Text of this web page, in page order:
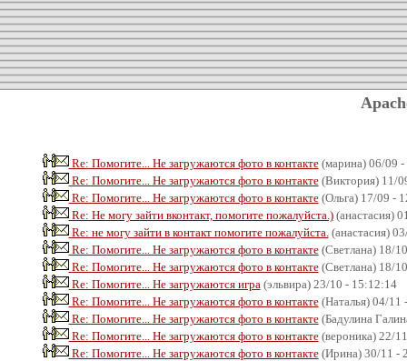
Re: Помогите... Не загружаются фото в контакте(марина) 06/09 -
Re: Помогите... Не загружаются фото в контакте(Виктория) 11/
Re: Помогите... Не загружаются фото в контакте(Ольга) 17/09 -
Re: Не могу зайти вконтакт, помогите пожалуйста.)(анастасия)
Re: не могу зайти в контакт помогите пожалуйста. (анастасия)
Re: Помогите... Не загружаются фото в контакте(Светлана) 18/
Re: Помогите... Не загружаются фото в контакте(Светлана) 18/
Re: Помогите... Не загружаются игра (эльвира) 23/10 - 15:12:14
Re: Помогите... Не загружаются фото в контакте(Наталья) 04/11
Re: Помогите... Не загружаются фото в контакте(Бадулина
Re: Помогите... Не загружаются фото в контакте(вероника) 22/
Re: Помогите... Не загружаются фото в контакте(Ирина) 30/11 -